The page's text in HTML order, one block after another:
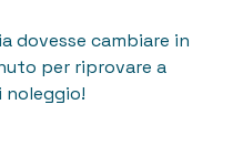
dovesse cambiare in
per riprovare a
noleggio!